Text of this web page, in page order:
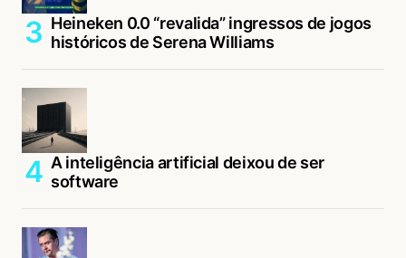
Heineken 0.0 “revalida” ingressos de jogos
históricos de Serena Williams
A inteligência artificial deixou de ser
software